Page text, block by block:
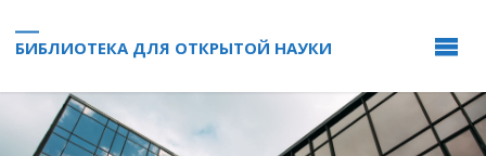
БИБЛИОТЕКА ДЛЯ ОТКРЫТОЙ НАУКИ